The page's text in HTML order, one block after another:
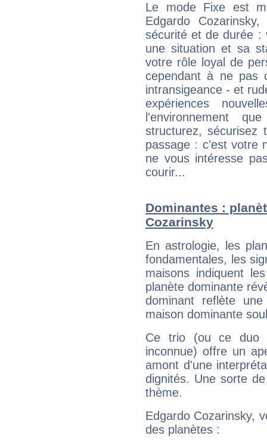
Le mode Fixe est
Edgardo
sécurité et de durée :
une situation et sa
votre rôle loyal de
cependant à ne pas
intransigeance - et
expériences
l'environnement
structurez, sécurisez
passage : c'est votre
ne vous intéresse
courir...
Dominantes :
Cozarinsky
En astrologie, les
fondamentales, les
maisons indiquent
planète dominante
dominant reflète
maison dominante
Ce trio (ou ce duo
inconnue) offre un
amont d'une
dignités. Une sorte
thème.
Edgardo Cozarinsky,
des planètes :